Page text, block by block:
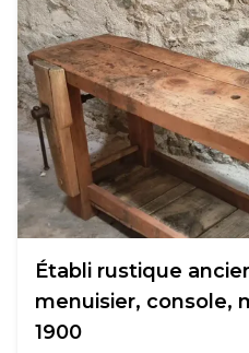
Établi rustique
menuisier, console,
1900